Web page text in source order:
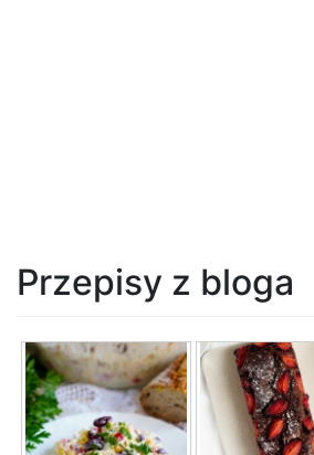
Przepisy z bloga